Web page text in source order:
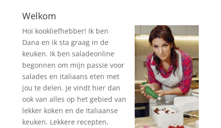
Welkom
Hoi kookliefhebber! Ik ben
Dana en ik sta graag in de
keuken. Ik ben saladeonline
begonnen om mijn passie voor
salades en italiaans eten met
jou te delen. Je vindt hier dan
ook van alles op het gebied van
lekker koken en de Italiaanse
keuken. Lekkere recepten,